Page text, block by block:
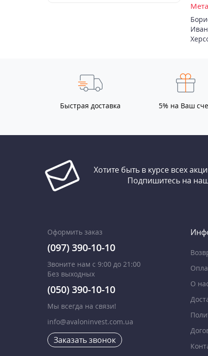
Быстрая доставка 5% на Ваш
Хотите быть в курсе всех
Подпишитесь на
Оформить заказ
(097) 390-10-10
Звоните нам с 9:00 до 21:00
Без выходных
(050) 390-10-10
Мы всегда на связи!
info@avaloninvest.com.ua
Заказать звонок
О